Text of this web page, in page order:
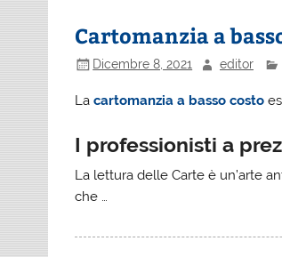
Cartomanzia a
Dicembre 8, 2021 editor
Lacartomanzia a basso costo
I professionisti a
La lettura delle Carte è un’arte
che …